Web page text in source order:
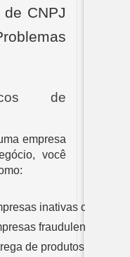
CNPJ
de
empresa
você
inativas ou com
fraudulentas
de produtos ou